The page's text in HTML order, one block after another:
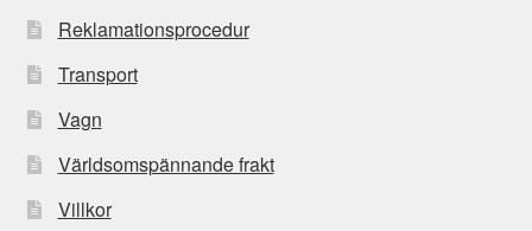
Reklamationsprocedur
Transport
Vagn
Världsomspännande frakt
Villkor